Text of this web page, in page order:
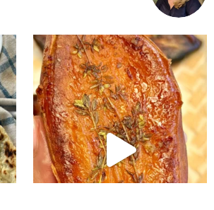
להשקיע בפיתות היסטריות
ג׳חנון תימני אמיתי!! ולא